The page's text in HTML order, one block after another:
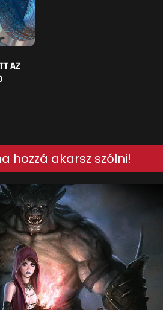
AZ
hozzá akarsz szólni!